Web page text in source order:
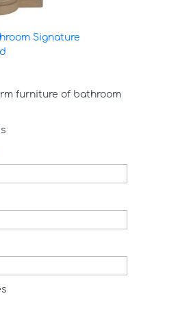
Signature
furniture of bathroom